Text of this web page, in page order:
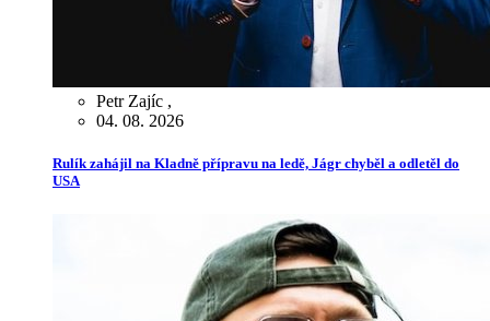
Petr Zajíc ,
04. 08. 2026
Rulík zahájil na Kladně přípravu na ledě, Jágr chyběl a odletěl do
USA